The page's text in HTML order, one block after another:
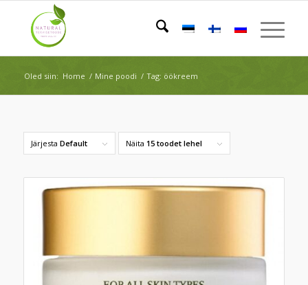
Oled siin: Home / Mine poodi / Tag: öökreem
Järjesta Default Näita 15 toodet lehel